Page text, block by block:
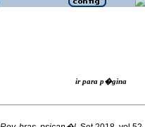
ir para p�gina